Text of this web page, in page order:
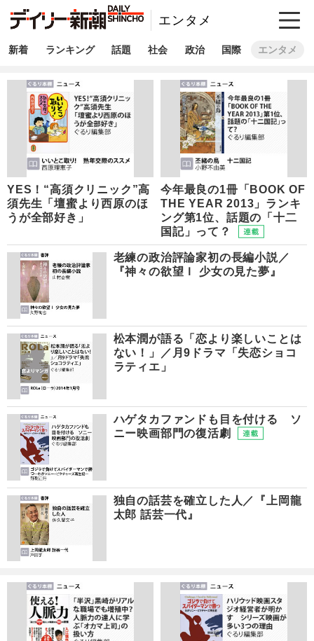
エンタメ
新着 ランキング 話題 社会 政治 国際 エンタメ
YES！“高須クリニック”高
須先生「壇蜜より西原のほ
うが全部好き」
今年最良の1冊「BOOK OF
THE YEAR 2013」ランキ
ング第1位、話題の「十二
国記」って？
老練の政治評論家初の長編小説／
『神々の欲望Ｉ 少女の見た夢』
松本潤が語る「恋より楽しいことは
ない！」／月9ドラマ「失恋ショコ
ラティエ」
ハゲタカファンドも目を付ける ソ
ニー映画部門の復活劇
独自の話芸を確立した人／『上岡龍
太郎 話芸一代』